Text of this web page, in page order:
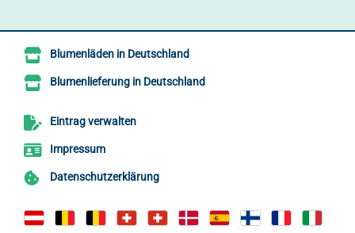
Blumenläden in Deutschland
Blumenlieferung in Deutschland
Eintrag verwalten
Impressum
Datenschutzerklärung